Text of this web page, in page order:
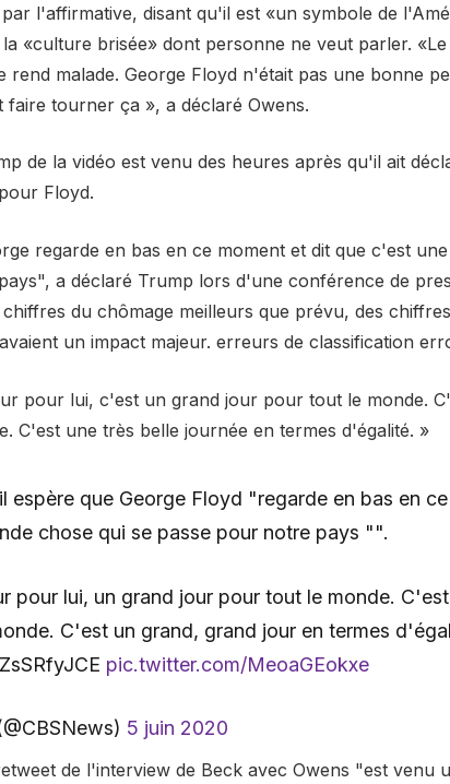
l'affirmative, disant qu'il est «un symbole de
«culture brisée» dont personne ne veut parler.
rend malade. George Floyd n'était pas une bonne
faire tourner ça », a déclaré Owens.
de la vidéo est venu des heures après qu'il ait
Floyd.
regarde en bas en ce moment et dit que c'est
a déclaré Trump lors d'une conférence de
du chômage meilleurs que prévu, des
un impact majeur. erreurs de classification
pour lui, c'est un grand jour pour tout le monde.
C'est une très belle journée en termes d'égalité. »
espère que George Floyd "regarde en bas en
chose qui se passe pour notre pays "".
pour lui, un grand jour pour tout le monde.
C'est un grand, grand jour en termes
pic.twitter.com/MeoaGEokxe
5 juin 2020
de l'interview de Beck avec Owens "est venu